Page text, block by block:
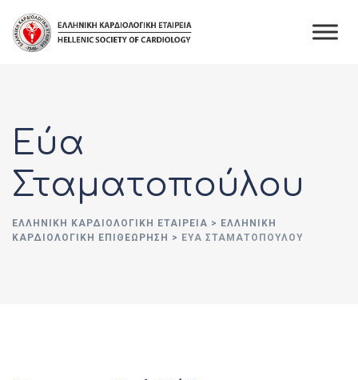
content
Εύα
Σταματοπούλου
ΕΛΛΗΝΙΚΉ ΚΑΡΔΙΟΛΟΓΙΚΉ ΕΤΑΙΡΕΊΑ > ΕΛΛΗΝΙΚΗ
ΚΑΡΔΙΟΛΟΓΙΚΗ ΕΠΙΘΕΩΡΗΣΗ > ΕΎΑ ΣΤΑΜΑΤΟΠΟΎΛΟΥ